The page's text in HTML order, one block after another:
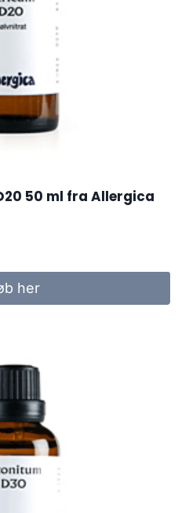
50 ml fra Allergica
her